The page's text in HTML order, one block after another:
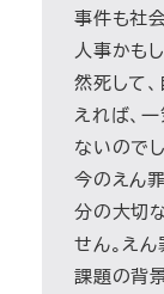
事件も社
人事かも
然死して
えれば、
ないので
今のえん
分の大切
せん。え
課題の背